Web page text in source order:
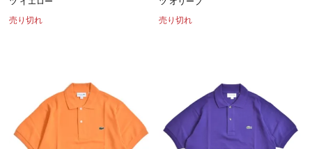
売り切れ
売り切れ